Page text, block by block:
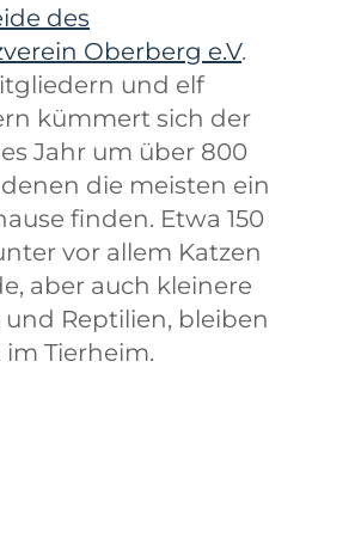
des
Oberberg e.V.
und elf
kümmert sich der
Jahr um über 800
die meisten ein
finden. Etwa 150
vor allem Katzen
aber auch kleinere
Reptilien, bleiben
Tierheim.